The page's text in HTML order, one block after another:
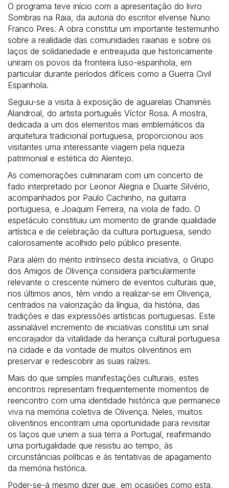
O programa teve início com a apresentação do livro
Sombras na Raia, da autoria do escritor elvense Nuno
Franco Pires. A obra constitui um importante testemunho
sobre a realidade das comunidades raianas e sobre os
laços de solidariedade e entreajuda que historicamente
uniram os povos da fronteira luso-espanhola, em
particular durante períodos difíceis como a Guerra Civil
Espanhola.
Seguiu-se a visita à exposição de aguarelas Chaminés
Alandroal, do artista português Víctor Rosa. A mostra,
dedicada a um dos elementos mais emblemáticos da
arquitetura tradicional portuguesa, proporcionou aos
visitantes uma interessante viagem pela riqueza
patrimonial e estética do Alentejo.
As comemorações culminaram com um concerto de
fado interpretado por Leonor Alegria e Duarte Silvério,
acompanhados por Paulo Cachinho, na guitarra
portuguesa, e Joaquim Ferreira, na viola de fado. O
espetáculo constituiu um momento de grande qualidade
artística e de celebração da cultura portuguesa, sendo
calorosamente acolhido pelo público presente.
Para além do mérito intrínseco desta iniciativa, o Grupo
dos Amigos de Olivença considera particularmente
relevante o crescente número de eventos culturais que,
nos últimos anos, têm vindo a realizar-se em Olivença,
centrados na valorização da língua, da história, das
tradições e das expressões artísticas portuguesas. Este
assinalável incremento de iniciativas constitui um sinal
encorajador da vitalidade da herança cultural portuguesa
na cidade e da vontade de muitos oliventinos em
preservar e redescobrir as suas raízes.
Mais do que simples manifestações culturais, estes
encontros representam frequentemente momentos de
reencontro com uma identidade histórica que permanece
viva na memória coletiva de Olivença. Neles, muitos
oliventinos encontram uma oportunidade para revisitar
os laços que unem a sua terra a Portugal, reafirmando
uma portugalidade que resistiu ao tempo, às
circunstâncias políticas e às tentativas de apagamento
da memória histórica.
Poder-se-á mesmo dizer que, em ocasiões como esta,